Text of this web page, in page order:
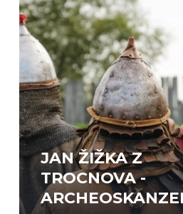
vytvoříte pomocí
*Přesný způsob
JAN ŽIŽKA Z
TROCNOVA -